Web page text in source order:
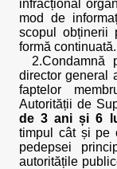
infracțional
mod de
scopul obținerii
formă continuată.
2.Condamnă
director general
faptelor
Autorității de
de 3 ani și 6
timpul cât și pe
pedepsei
autoritățile